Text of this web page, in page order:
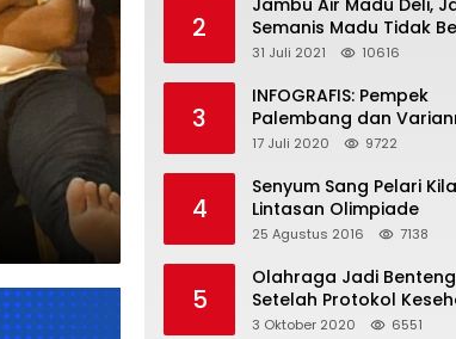
2
Jambu Air Madu Deli,
Semanis Madu Tidak
31 Juli 2021 10616
3
INFOGRAFIS: Pempek
Palembang dan
yang Melegenda
17 Juli 2020 9722
4
Senyum Sang Pelari
Lintasan Olimpiade
25 Agustus 2016 7138
5
Olahraga Jadi Benteng
Setelah Protokol
3 Oktober 2020 6551